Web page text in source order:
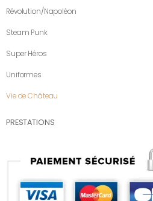
Révolution/Napoléon
Steam Punk
Super Héros
Uniformes
Vie de Château
PRESTATIONS